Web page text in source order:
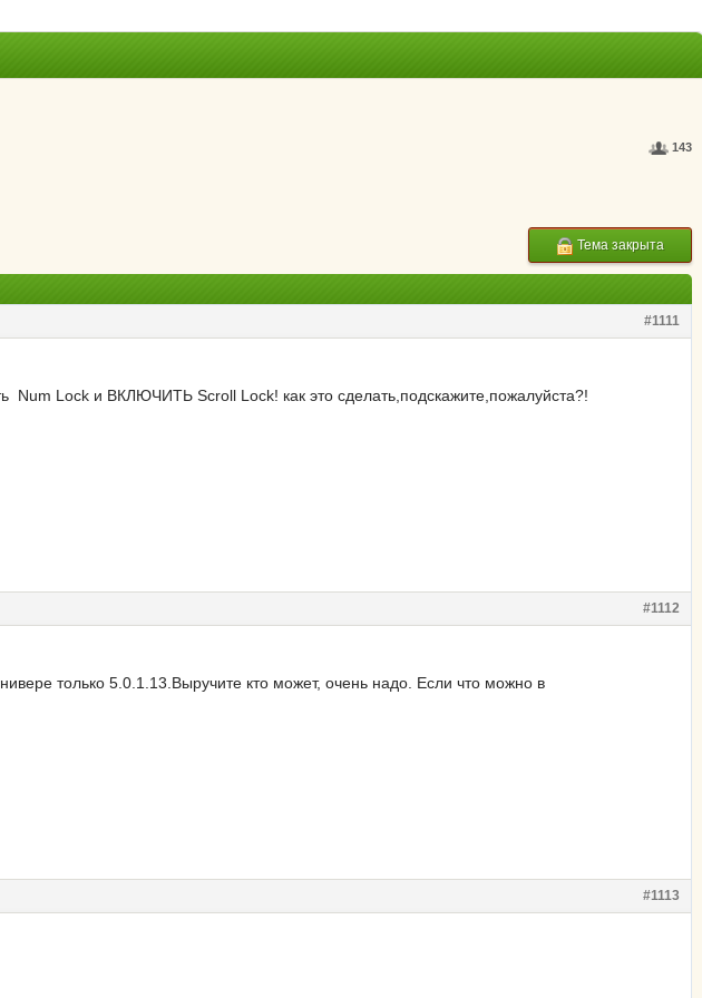
143
Тема закрыта
#1111
Num Lock и ВКЛЮЧИТЬ Scroll Lock! как это сделать,подскажите,пожалуйста?!
#1112
только 5.0.1.13.Выручите кто может, очень надо. Если что можно в
#1113